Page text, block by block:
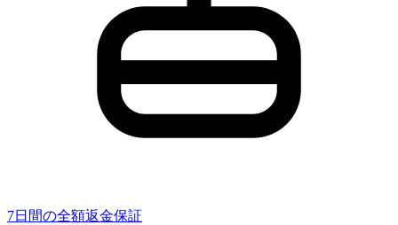
7日間の全額返金保証